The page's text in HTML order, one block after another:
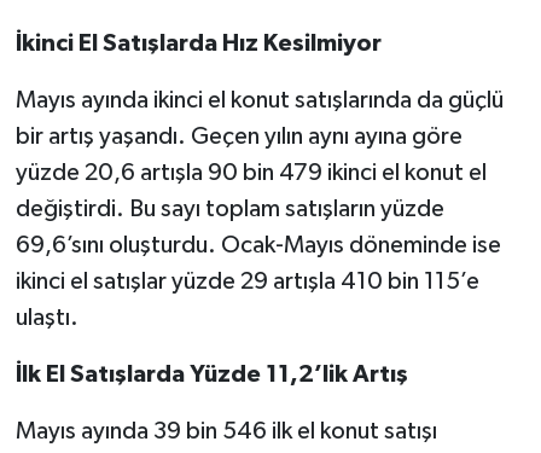
İkinci El Satışlarda Hız Kesilmiyor
Mayıs ayında ikinci el konut satışlarında da güçlü
bir artış yaşandı. Geçen yılın aynı ayına göre
yüzde 20,6 artışla 90 bin 479 ikinci el konut el
değiştirdi. Bu sayı toplam satışların yüzde
69,6’sını oluşturdu. Ocak-Mayıs döneminde ise
ikinci el satışlar yüzde 29 artışla 410 bin 115’e
ulaştı.
İlk El Satışlarda Yüzde 11,2’lik Artış
Mayıs ayında 39 bin 546 ilk el konut satışı